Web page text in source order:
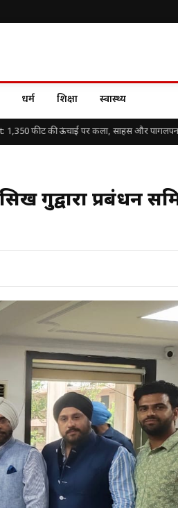
धर्म शिक्षा स्वास्थ्य
फीट की ऊंचाई पर कला, साहस और पागलपन
गुरुद्वारा प्रबंधन